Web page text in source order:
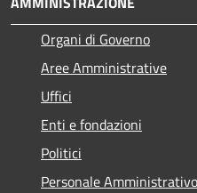
Organi di Governo
Aree Amministrative
Uffici
Enti e fondazioni
Politici
Personale Amministrativo